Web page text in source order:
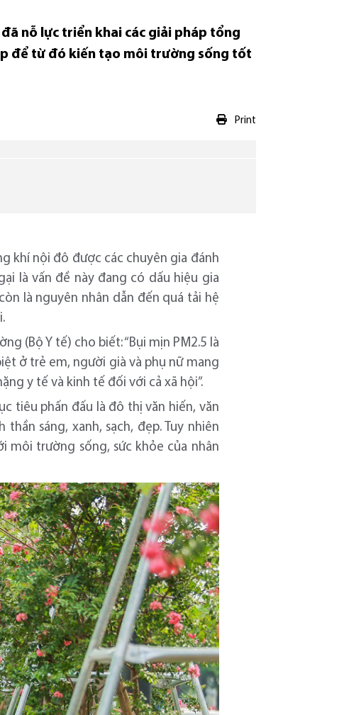
nỗ lực triển khai các giải pháp tổng
để từ đó kiến tạo môi trường sống tốt
Print
khí nội đô được các chuyên gia đánh
là vấn đề này đang có dấu hiệu gia
là nguyên nhân dẫn đến quá tải hệ
(Bộ Y tế) cho biết: “Bụi mịn PM2.5 là
ở trẻ em, người già và phụ nữ mang
y tế và kinh tế đối với cả xã hội”.
tiêu phấn đấu là đô thị văn hiến, văn
sáng, xanh, sạch, đẹp. Tuy nhiên
trường sống, sức khỏe của nhân